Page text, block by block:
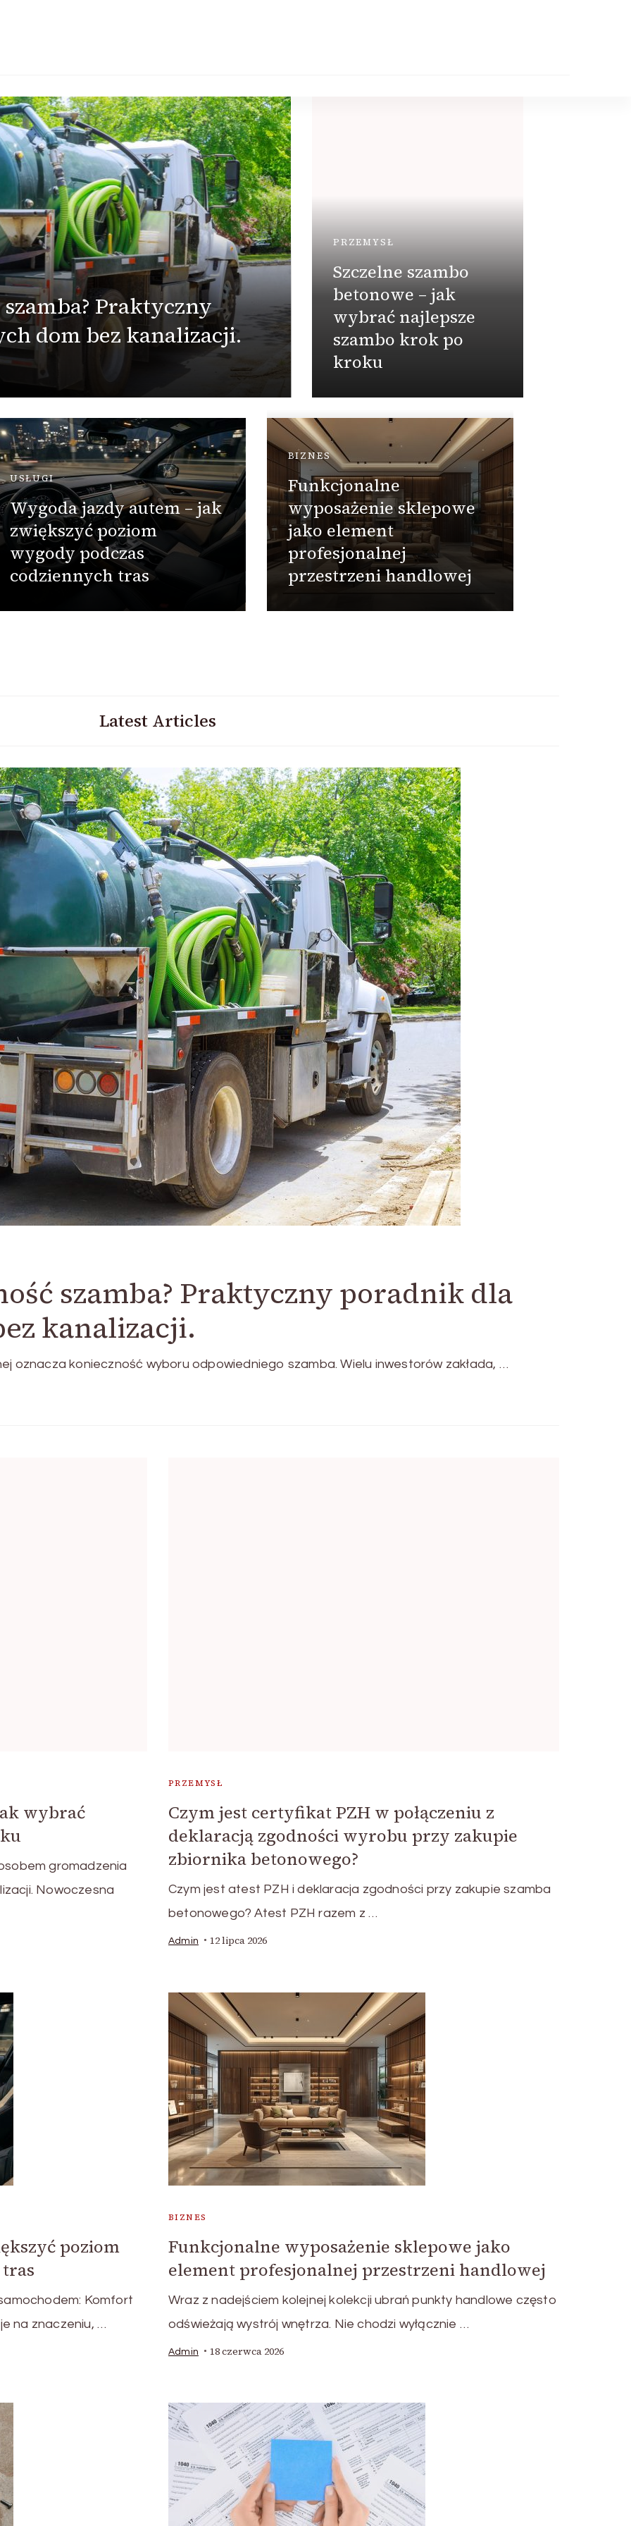
Praktyczny
dom bez kanalizacji.
PRZEMYSŁ
Szczelne szambo
betonowe – jak
wybrać najlepsze
szambo krok po
kroku
USŁUGI
Wygoda jazdy autem – jak
zwiększyć poziom
wygody podczas
codziennych tras
BIZNES
Funkcjonalne
wyposażenie sklepowe
jako element
profesjonalnej
przestrzeni handlowej
Latest Articles
szamba? Praktyczny poradnik dla
kanalizacji.
oznacza konieczność wyboru odpowiedniego szamba. Wielu inwestorów zakłada, …
wybrać
gromadzenia
Nowoczesna
PRZEMYSŁ
Czym jest certyfikat PZH w połączeniu z
deklaracją zgodności wyrobu przy zakupie
zbiornika betonowego?
Czym jest atest PZH i deklaracja zgodności przy zakupie szamba
betonowego? Atest PZH razem z …
Admin 12 lipca 2026
poziom
Komfort
na znaczeniu, …
BIZNES
Funkcjonalne wyposażenie sklepowe jako
element profesjonalnej przestrzeni handlowej
Wraz z nadejściem kolejnej kolekcji ubrań punkty handlowe często
odświeżają wystrój wnętrza. Nie chodzi wyłącznie …
Admin 18 czerwca 2026